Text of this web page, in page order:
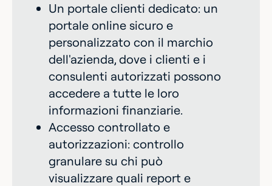
Un portale clienti dedicato: un
portale online sicuro e
personalizzato con il marchio
dell'azienda, dove i clienti e i
consulenti autorizzati possono
accedere a tutte le loro
informazioni finanziarie.
Accesso controllato e
autorizzazioni: controllo
granulare su chi può
visualizzare quali report e